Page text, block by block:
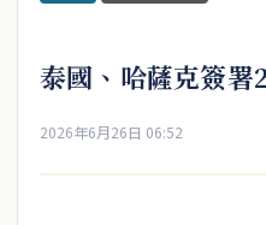
泰國、哈薩克簽
2026年6月26日 06:52